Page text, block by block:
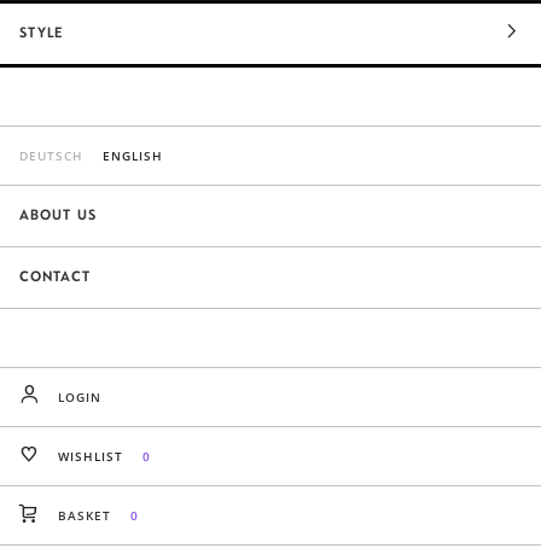
STYLE
DEUTSCH ENGLISH
ABOUT US
CONTACT
LOGIN
WISHLIST 0
BASKET 0